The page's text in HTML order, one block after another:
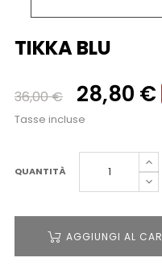
TIKKA BLU
36,00 € 28,80 €
Tasse incluse
QUANTITÀ
AGGIUNGI AL